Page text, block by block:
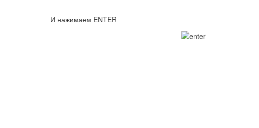
И нажимаем ENTER